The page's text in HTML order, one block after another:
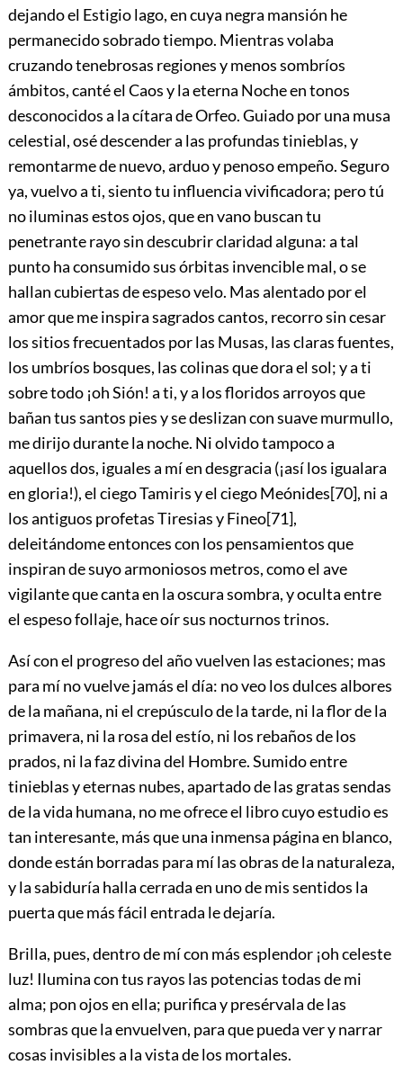
dejando el Estigio lago, en cuya negra mansión he
permanecido sobrado tiempo. Mientras volaba
cruzando tenebrosas regiones y menos sombríos
ámbitos, canté el Caos y la eterna Noche en tonos
desconocidos a la cítara de Orfeo. Guiado por una musa
celestial, osé descender a las profundas tinieblas, y
remontarme de nuevo, arduo y penoso empeño. Seguro
ya, vuelvo a ti, siento tu influencia vivificadora; pero tú
no iluminas estos ojos, que en vano buscan tu
penetrante rayo sin descubrir claridad alguna: a tal
punto ha consumido sus órbitas invencible mal, o se
hallan cubiertas de espeso velo. Mas alentado por el
amor que me inspira sagrados cantos, recorro sin cesar
los sitios frecuentados por las Musas, las claras fuentes,
los umbríos bosques, las colinas que dora el sol; y a ti
sobre todo ¡oh Sión! a ti, y a los floridos arroyos que
bañan tus santos pies y se deslizan con suave murmullo,
me dirijo durante la noche. Ni olvido tampoco a
aquellos dos, iguales a mí en desgracia (¡así los igualara
en gloria!), el ciego Tamiris y el ciego Meónides[70], ni a
los antiguos profetas Tiresias y Fineo[71],
deleitándome entonces con los pensamientos que
inspiran de suyo armoniosos metros, como el ave
vigilante que canta en la oscura sombra, y oculta entre
el espeso follaje, hace oír sus nocturnos trinos.
Así con el progreso del año vuelven las estaciones; mas
para mí no vuelve jamás el día: no veo los dulces albores
de la mañana, ni el crepúsculo de la tarde, ni la flor de la
primavera, ni la rosa del estío, ni los rebaños de los
prados, ni la faz divina del Hombre. Sumido entre
tinieblas y eternas nubes, apartado de las gratas sendas
de la vida humana, no me ofrece el libro cuyo estudio es
tan interesante, más que una inmensa página en blanco,
donde están borradas para mí las obras de la naturaleza,
y la sabiduría halla cerrada en uno de mis sentidos la
puerta que más fácil entrada le dejaría.
Brilla, pues, dentro de mí con más esplendor ¡oh celeste
luz! Ilumina con tus rayos las potencias todas de mi
alma; pon ojos en ella; purifica y presérvala de las
sombras que la envuelven, para que pueda ver y narrar
cosas invisibles a la vista de los mortales.